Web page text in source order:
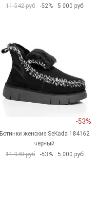
11 542 руб
-52% 5 000 руб
-53%
Ботинки женские SeKada 184162
черный
11 940 руб
-53% 5 000 руб